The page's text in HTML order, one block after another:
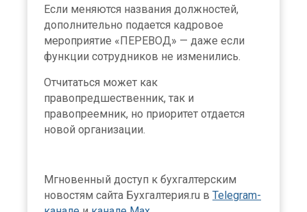
Если меняются названия должностей,
дополнительно подается кадровое
мероприятие «ПЕРЕВОД» — даже если
функции сотрудников не изменились.
Отчитаться может как
правопредшественник, так и
правопреемник, но приоритет отдается
новой организации.
Мгновенный доступ к бухгалтерским
новостям сайта Бухгалтерия.ru в Telegram-